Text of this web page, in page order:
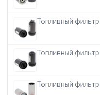
Топливный фильтр
Топливный фильтр
Топливный фильтр